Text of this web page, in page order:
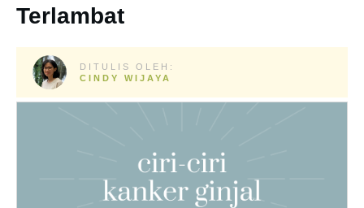
Terlambat
DITULIS OLEH:
CINDY WIJAYA